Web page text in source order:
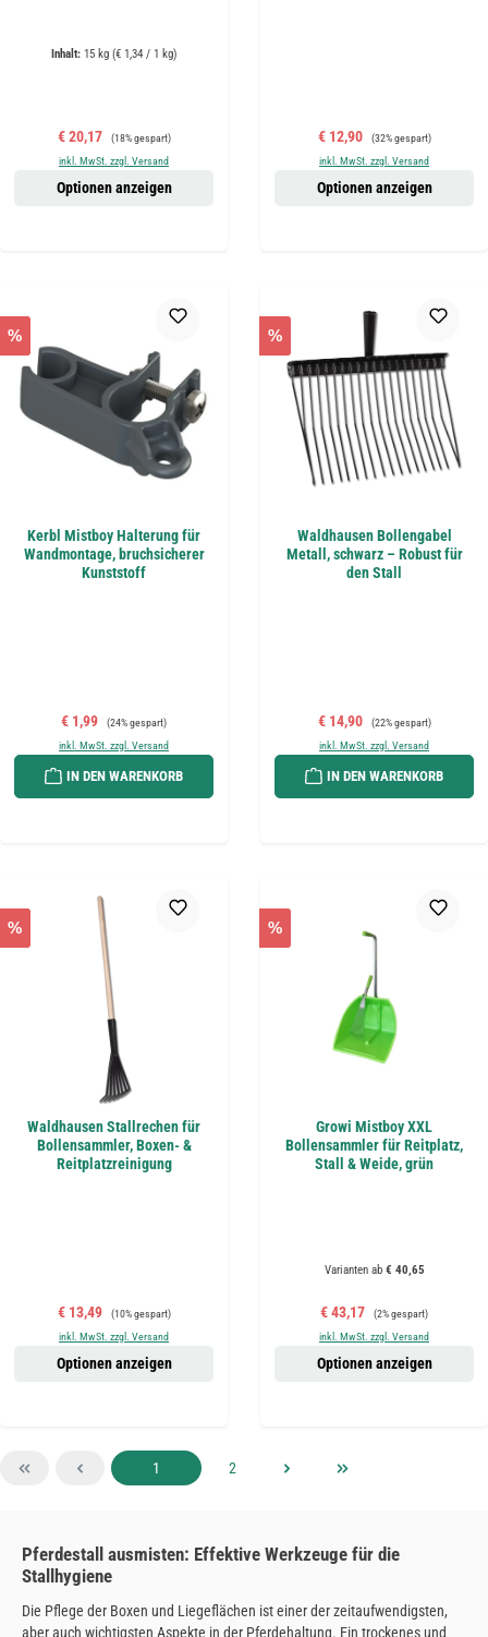
Inhalt: 15 kg (€ 1,34 / 1 kg)
Verkaufspreis:
€ 20,17 Regulärer Preis:
(18% gespart)
inkl. MwSt. zzgl. Versand
Optionen anzeigen
Verkaufspreis:
€ 12,90 Regulärer Preis:
(32% gespart)
inkl. MwSt. zzgl. Versand
Optionen anzeigen
%
Kerbl Mistboy Halterung für
Wandmontage, bruchsicherer
Kunststoff
Verkaufspreis:
€ 1,99 Regulärer Preis:
(24% gespart)
inkl. MwSt. zzgl. Versand
IN DEN WARENKORB
%
Waldhausen Bollengabel
Metall, schwarz – Robust für
den Stall
Verkaufspreis:
€ 14,90 Regulärer Preis:
(22% gespart)
inkl. MwSt. zzgl. Versand
IN DEN WARENKORB
%
Waldhausen Stallrechen für
Bollensammler, Boxen- &
Reitplatzreinigung
Verkaufspreis:
€ 13,49 Regulärer Preis:
(10% gespart)
inkl. MwSt. zzgl. Versand
Optionen anzeigen
%
Growi Mistboy XXL
Bollensammler für Reitplatz,
Stall & Weide, grün
Varianten ab€ 40,65
Verkaufspreis:
€ 43,17 Regulärer Preis:
(2% gespart)
inkl. MwSt. zzgl. Versand
Optionen anzeigen
Seite
1 Seite
2
Pferdestall ausmisten: Effektive Werkzeuge für die
Stallhygiene
Die Pflege der Boxen und Liegeflächen ist einer der zeitaufwendigsten,
aber auch wichtigsten Aspekte in der Pferdehaltung. Ein trockenes und